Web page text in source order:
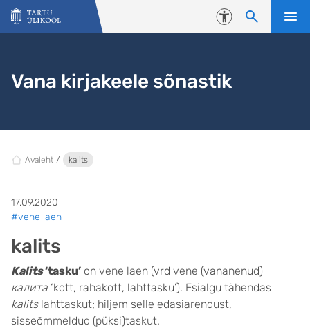
Liigu edasi põhisisu juurde
Juurdepääsetavus
Vana kirjakeele sõnastik
Avaleht kalits
17.09.2020
#vene laen
kalits
Kalits‘tasku’ on vene laen (vrd vene (vananenud)
калита ‘kott, rahakott, lahttasku’). Esialgu tähendas
kalitslahttaskut; hiljem selle edasiarendust,
sisseõmmeldud (püksi)taskut.